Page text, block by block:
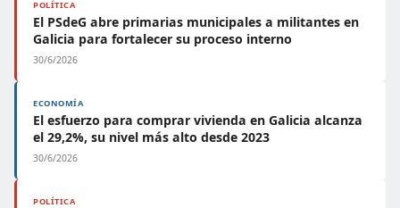
POLÍTICA
El PSdeG abre primarias municipales a militantes en
Galicia para fortalecer su proceso interno
30/6/2026
ECONOMÍA
El esfuerzo para comprar vivienda en Galicia alcanza
el 29,2%, su nivel más alto desde 2023
30/6/2026
POLÍTICA